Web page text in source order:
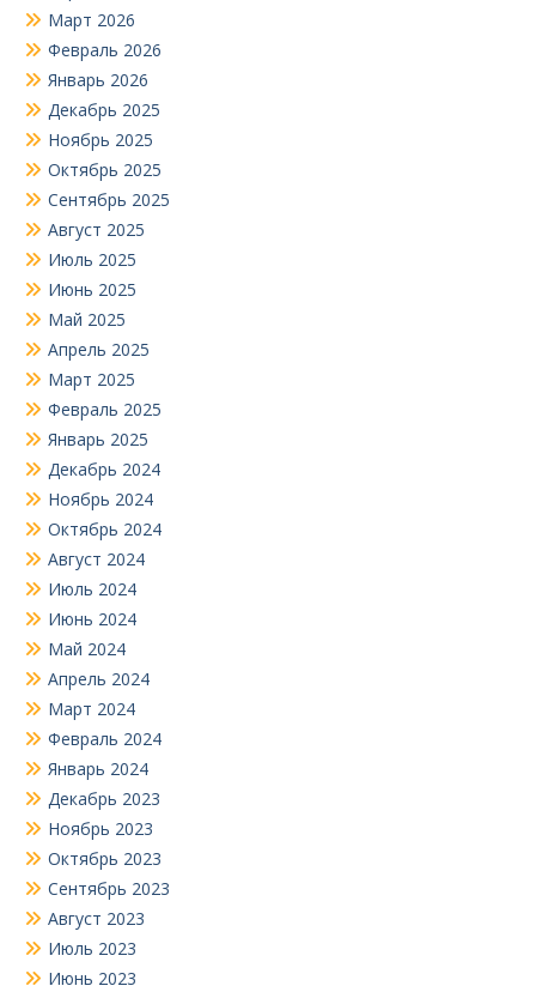
Март 2026
Февраль 2026
Январь 2026
Декабрь 2025
Ноябрь 2025
Октябрь 2025
Сентябрь 2025
Август 2025
Июль 2025
Июнь 2025
Май 2025
Апрель 2025
Март 2025
Февраль 2025
Январь 2025
Декабрь 2024
Ноябрь 2024
Октябрь 2024
Август 2024
Июль 2024
Июнь 2024
Май 2024
Апрель 2024
Март 2024
Февраль 2024
Январь 2024
Декабрь 2023
Ноябрь 2023
Октябрь 2023
Сентябрь 2023
Август 2023
Июль 2023
Июнь 2023